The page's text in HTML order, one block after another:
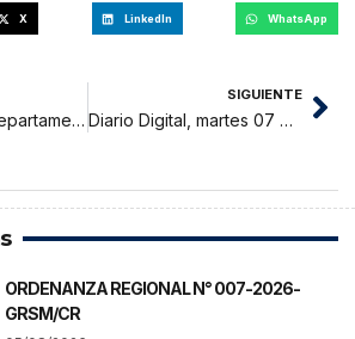
X LinkedIn WhatsApp
Comandancia Departamental de San Martín del Cuerpo de Bomberos Voluntarios reciben unidades móviles de emergencia
SIGUIENTE
Diario Digital, martes 07 de diciembre 2021
ORDENANZA REGIONAL N° 007-2026-
GRSM/CR